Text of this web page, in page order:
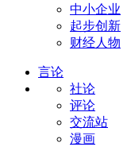
中小企业
起步创新
财经人物
言论
社论
评论
交流站
漫画